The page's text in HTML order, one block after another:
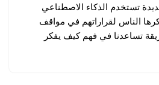
تستخدم الذكاء الاصطناعي
الناس لقراراتهم في مواقف
تساعدنا في فهم كيف يفكر